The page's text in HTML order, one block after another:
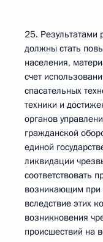
25. Результатами
должны стать
населения,
счет
спасательных
техники и
органов
гражданской
единой
ликвидации
соответствовать
возникающим при
вследствие этих
возникновения
происшествий на